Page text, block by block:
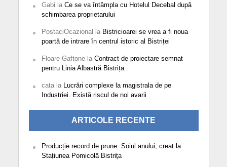
Gabi la Ce se va întâmpla cu Hotelul Decebal după
schimbarea proprietarului
PostaciOcazional la Bistricioarei se vrea a fi noua
poartă de intrare în centrul istoric al Bistriței
Floare Gaftonela Contract de proiectare semnat
pentru Linia Albastră Bistrița
catala Lucrări complexe la magistrala de pe
Industriei. Există riscul de noi avarii
ARTICOLE RECENTE
Producție record de prune. Soiul anului, creat la
Stațiunea Pomicolă Bistrița